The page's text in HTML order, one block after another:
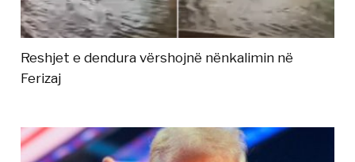
Reshjet e dendura vërshojnë nënkalimin në
Ferizaj